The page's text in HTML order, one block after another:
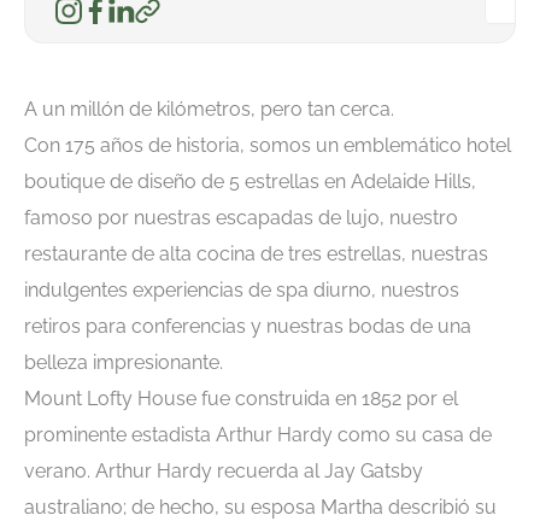
A un millón de kilómetros, pero tan cerca.
Con 175 años de historia, somos un emblemático hotel
boutique de diseño de 5 estrellas en Adelaide Hills,
famoso por nuestras escapadas de lujo, nuestro
restaurante de alta cocina de tres estrellas, nuestras
indulgentes experiencias de spa diurno, nuestros
retiros para conferencias y nuestras bodas de una
belleza impresionante.
Mount Lofty House fue construida en 1852 por el
prominente estadista Arthur Hardy como su casa de
verano. Arthur Hardy recuerda al Jay Gatsby
australiano; de hecho, su esposa Martha describió su